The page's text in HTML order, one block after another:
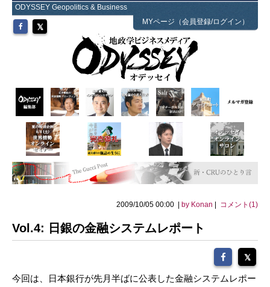
ODYSSEY Geopolitics & Business
MYページ（会員登録/ログイン）
2009/10/05 00:00 | by Konan コメント(1)
Vol.4: 日銀の金融システムレポート
今回は、日本銀行が先月半ばに公表した金融システムレポー